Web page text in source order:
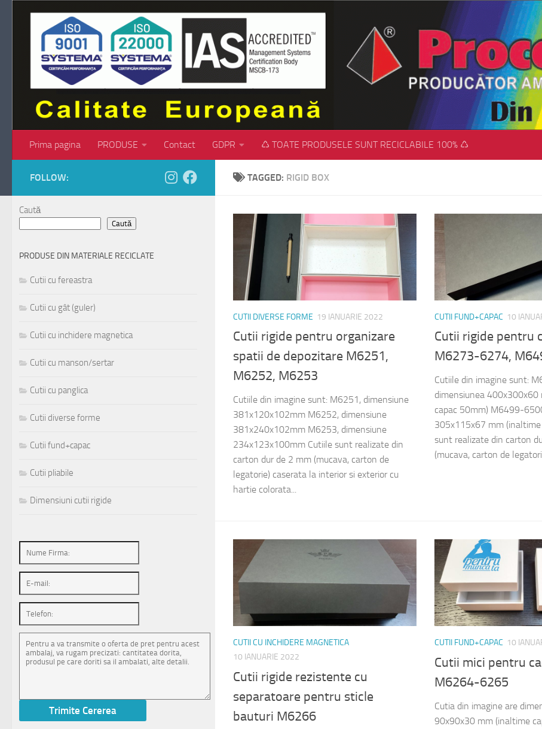
Skip to content
Prima pagina PRODUSE Contact GDPR ♺ TOATE PRODUSELE SUNT RECICLABILE 100% ♺
TAGGED: RIGID BOX
CUTII DIVERSE FORME 19 IANUARIE 2022
Cutii rigide pentru organizare
spatii de depozitare M6251,
M6252, M6253
Cutiile din imagine sunt: M6251, dimensiune
381x120x102mm M6252, dimensiune
381x240x102mm M6253, dimensiune
234x123x100mm Cutiile sunt realizate din
carton dur de 2 mm (mucava, carton de
legatorie) caserata la interior si exterior cu
hartie colorata...
CUTII FUND+CAPAC 10
Cutii rigide pentru
M6273-6274,
Cutiile din imagine sunt:
dimensiunea 400x300x60
capac 50mm) M6499-
305x115x67 mm (inaltime
sunt realizate din carton
(mucava, carton de
CUTII CU INCHIDERE MAGNETICA
10 IANUARIE 2022
Cutii rigide rezistente cu
separatoare pentru sticle
bauturi M6266
CUTII FUND+CAPAC 10
Cutii mici pentru
M6264-6265
Cutia din imagine are
90x90x30 mm (inaltime
FOLLOW:
Caută
Caută
PRODUSE DIN MATERIALE RECICLATE
Cutii cu fereastra
Cutii cu gât (guler)
Cutii cu inchidere magnetica
Cutii cu manson/sertar
Cutii cu panglica
Cutii diverse forme
Cutii fund+capac
Cutii pliabile
Dimensiuni cutii rigide